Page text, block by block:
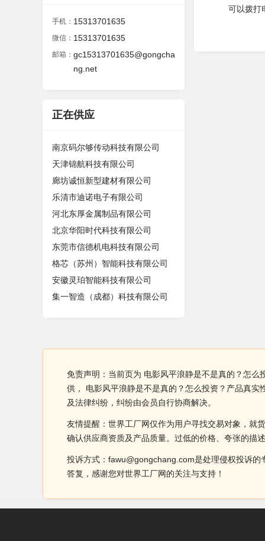
手机： 15313701635
微信： 15313701635
邮箱： gc15313701635@gongcha
ng.net
正在供应
南京码尔够传动科技有限公司
天津锦航科技有限公司
廊坊诚恒新型建材有限公司
乐清市迪诺电子有限公司
河北东厚金属制品有限公司
北京华阳时代科技有限公司
东莞市信德机电科技有限公司
格芯（苏州）智能科技有限公司
安徽灵珀智能科技有限公司
集一智造（成都）科技有限公司
可以拨打电
免责声明：当前页为 电影风平浪静是不是真的？怎
供， 电影风平浪静是不是真的？怎么投资？产品真
及法律纠纷，纠纷由会员自行协商解决。
友情提醒：世界工厂网仅作为用户寻找交易对象，就
确认供应商资质及产品质量。过低的价格、夸张的描
投诉方式：fawu@gongchang.com是处理侵权投诉
答复，感谢您对世界工厂网的关注与支持！